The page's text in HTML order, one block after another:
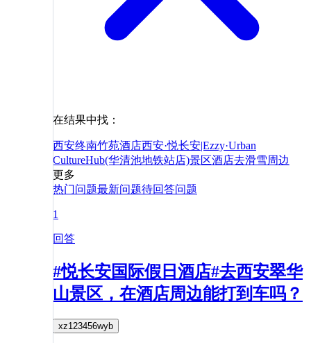
在结果中找：
西安终南竹苑酒店西安·悦长安|Ezzy·Urban
CultureHub(华清池地铁站店)景区酒店去滑雪周边
更多
热门问题最新问题待回答问题
1
回答
#悦长安国际假日酒店#去西安翠华
山景区，在酒店周边能打到车吗？
xz123456wyb